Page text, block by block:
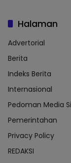
Halaman
Advertorial
Berita
Indeks Berita
Internasional
Pedoman Media
Pemerintahan
Privacy Policy
REDAKSI